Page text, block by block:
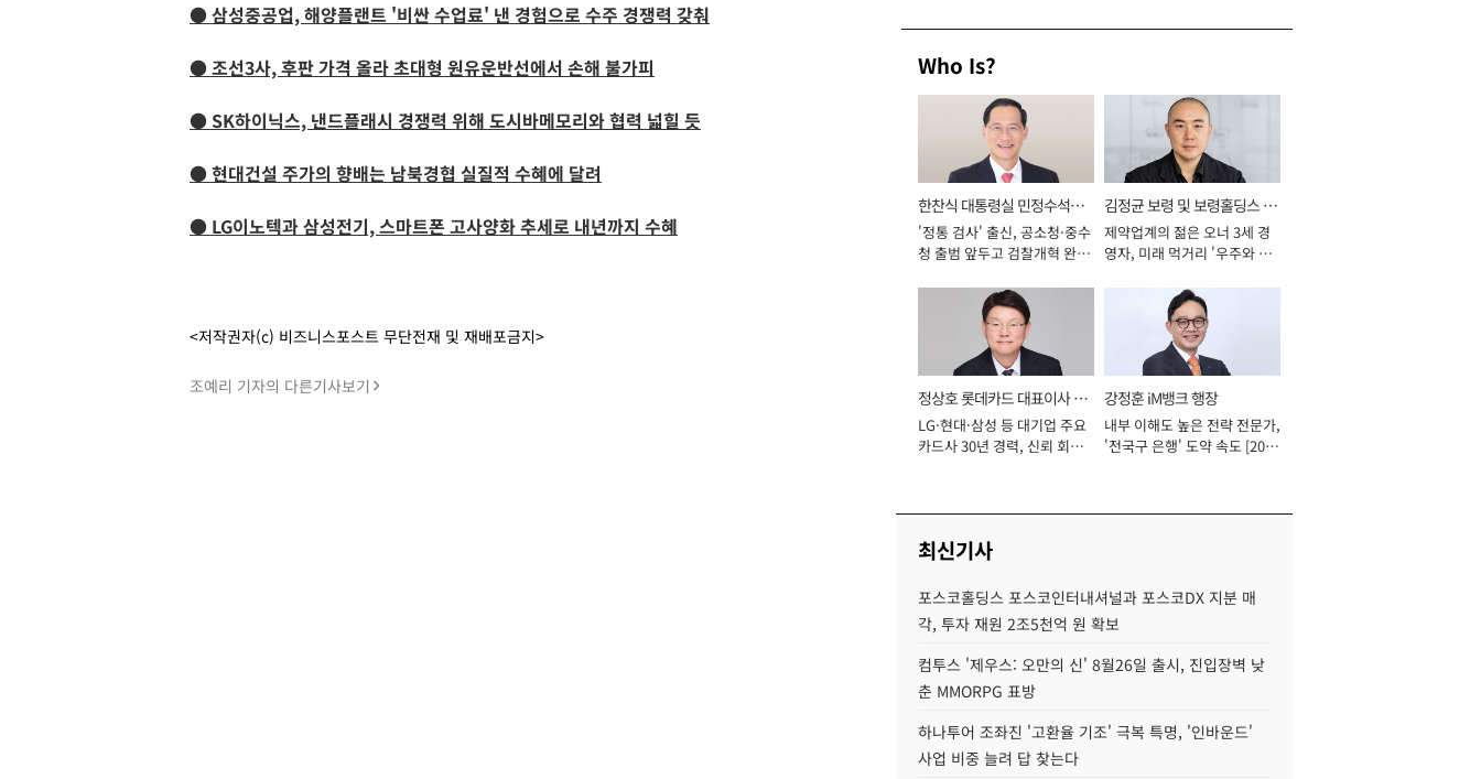
● 삼성중공업, 해양플랜트 '비싼 수업료' 낸 경험으로 수주 경쟁력 갖춰
● 조선3사, 후판 가격 올라 초대형 원유운반선에서 손해 불가피
● SK하이닉스, 낸드플래시 경쟁력 위해 도시바메모리와 협력 넓힐 듯
● 현대건설 주가의 향배는 남북경협 실질적 수혜에 달려
● LG이노텍과 삼성전기, 스마트폰 고사양화 추세로 내년까지 수혜
<저작권자(c) 비즈니스포스트 무단전재 및 재배포금지>
조예리 기자의 다른기사보기
Who Is?
한찬식 대통령실 민정수석비
서관
'정통 검사' 출신, 공소청·중수
청 출범 앞두고 검찰개혁 완수
김정균 보령 및 보령홀딩스 대
표이사 사장
제약업계의 젊은 오너 3세 경
영자, 미래 먹거리 '우주와 헬
정상호 롯데카드 대표이사 사
장
LG·현대·삼성 등 대기업 주요
카드사 30년 경력, 신뢰 회복
강정훈 iM뱅크 행장
내부 이해도 높은 전략 전문가,
'전국구 은행' 도약 속도 [2026
최신기사
포스코홀딩스 포스코인터내셔널과 포스코DX 지분 매
각, 투자 재원 2조5천억 원 확보
컴투스 '제우스: 오만의 신' 8월26일 출시, 진입장벽 낮
춘 MMORPG 표방
하나투어 조좌진 '고환율 기조' 극복 특명, '인바운드'
사업 비중 늘려 답 찾는다